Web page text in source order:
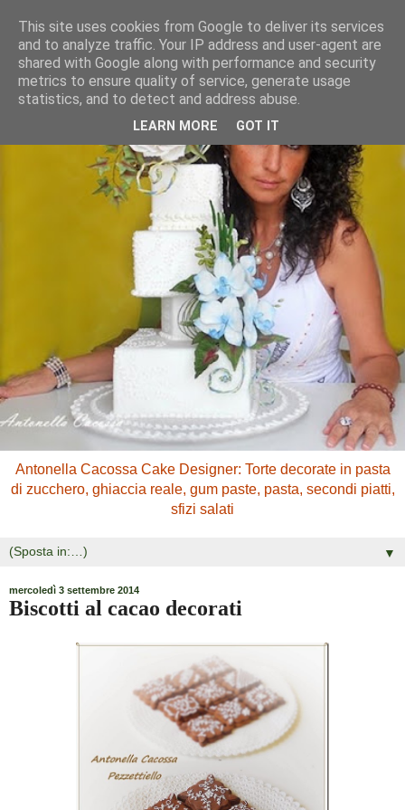
Antonella Cacossa Cake Designer: Torte decorate in pasta
di zucchero, ghiaccia reale, gum paste, pasta, secondi piatti,
sfizi salati
▼
mercoledì 3 settembre 2014
Biscotti al cacao decorati
This site uses cookies from Google to deliver its services
and to analyze traffic. Your IP address and user-agent are
shared with Google along with performance and security
metrics to ensure quality of service, generate usage
statistics, and to detect and address abuse.
LEARN MORE GOT IT